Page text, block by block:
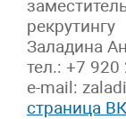
рекрутингу
Заладина
тел.: +7
e-mail:
страница